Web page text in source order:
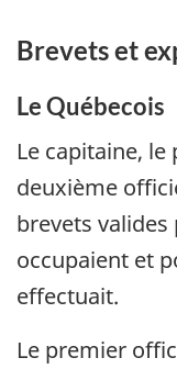
Brevets et
Le Québecois
Le capitaine,
deuxième
brevets
occupaient et
effectuait.
Le premier